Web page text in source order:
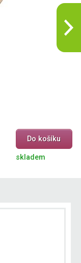
Do košíku
skladem